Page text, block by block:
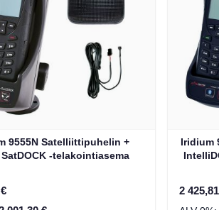
9555N Satelliittipuhelin +
SatDOCK -telakointiasema
depends on the options chosen on theIridium
The
2